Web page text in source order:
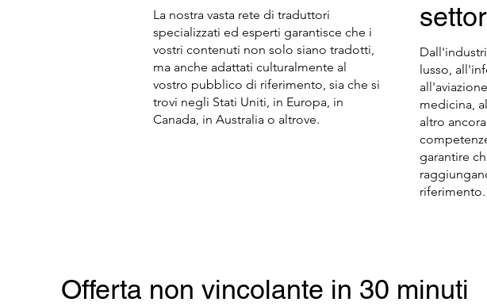
La nostra vasta rete di traduttori
specializzati ed esperti garantisce che i
vostri contenuti non solo siano tradotti,
ma anche adattati culturalmente al
vostro pubblico di riferimento, sia che si
trovi negli Stati Uniti, in Europa, in
Canada, in Australia o altrove.
lusso,
medicina,
altro
garantire
riferimento.
​Offerta non vincolante in 30 minuti